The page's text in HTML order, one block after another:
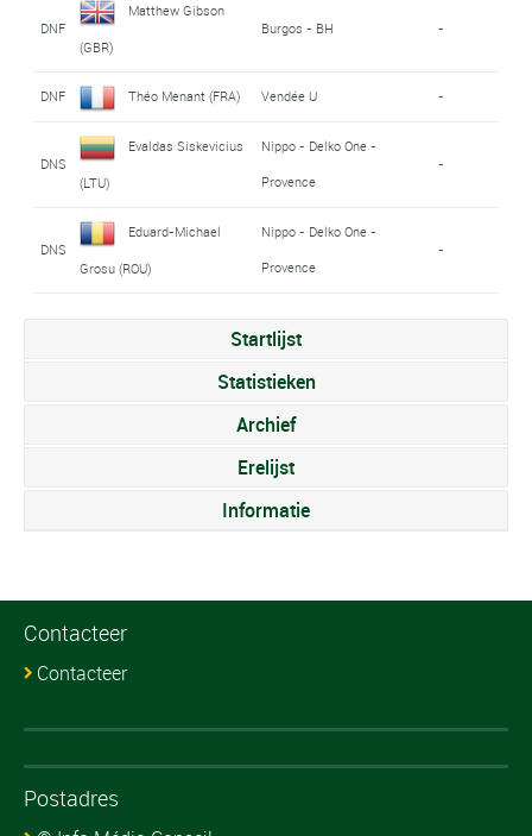
DNF
Matthew Gibson
(GBR)
Burgos - BH -
DNF Théo Menant (FRA) Vendée U -
DNS
Evaldas Siskevicius
(LTU)
Nippo - Delko One -
Provence
-
DNS
Eduard-Michael
Grosu (ROU)
Nippo - Delko One -
Provence
-
Startlijst
Statistieken
Archief
Erelijst
Informatie
Contacteer
Contacteer
Postadres